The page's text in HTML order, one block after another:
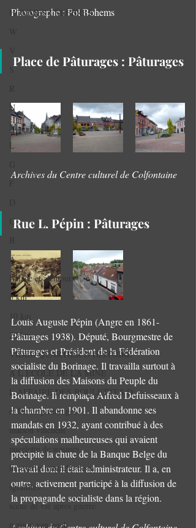
HOMMES CÉLÈBRES
S
N
M
L
C
A
Balade et alentours
5 km
10 km
20 km
VIDEO QUARTIER D HISTOIRE
A L ECOLE DE LA MINE
L AFFAIRE DES BOULETTES D
el leu de pasturages
maison vinchent
pucelette de wasmes
la reserve naturelle de m
sgraffites
scene de vie apres guerre
maison van gogh
Photographe : Pol Bohems
Place de Pâturages : Pâturages
Archives du Centre culturel de Colfontaine
Rue L. Pépin : Pâturages
Louis Auguste Pépin (Angre en 1861-
Pâturages 1938). Député, Bourgmestre de
Pâturages et Président de la Fédération
socialiste du Borinage. Il travailla surtout à
la diffusion des Maisons du Peuple du
Borinage. Il remplaça Alfred Defuisseaux à
la chambre en 1901. Il abandonne ses
mandats en 1932, ayant contribué à des
spéculations malheureuses qui avaient
précipité la chute de la Banque Belge du
Travail dont il était administrateur. Il a, en
outre, activement participé à la diffusion de
la propagande socialiste dans la région.